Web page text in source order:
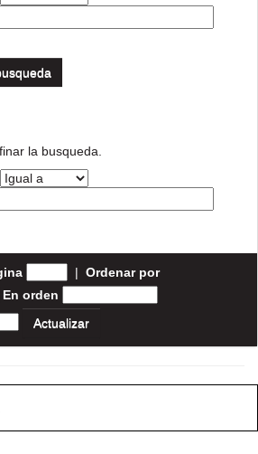
la busqueda.
| Ordenar por
En orden